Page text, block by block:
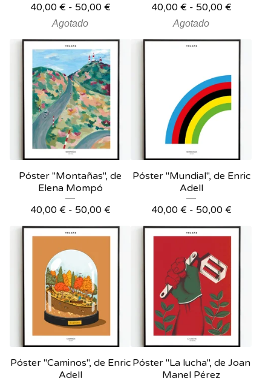
40,00 € - 50,00 €
Agotado
40,00 € - 50,00 €
Agotado
Póster "Montañas", de
Elena Mompó
40,00 € - 50,00 €
Póster "Mundial", de Enric
Adell
40,00 € - 50,00 €
Póster "Caminos", de Enric
Adell
Póster "La lucha", de Joan
Manel Pérez